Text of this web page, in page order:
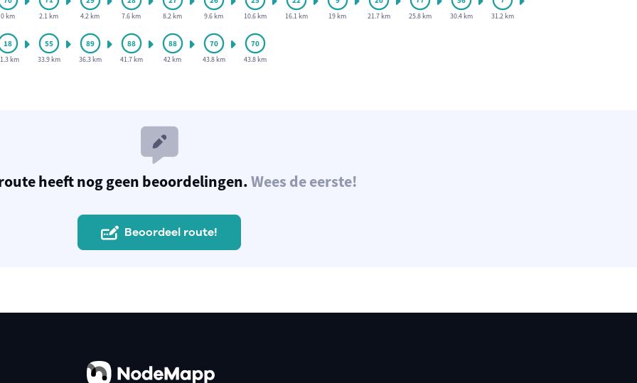
0 km 2.1 km 4.2 km 7.6 km 8.2 km 9.6 km 10.6 km 16.1 km 19 km 21.7 km 25.8 km 30.4 km 31.2 km
km 33.9 km 36.3 km 41.7 km 42 km 43.8 km 43.8 km
heeft nog geen beoordelingen.Wees de eerste!
Beoordeel route!